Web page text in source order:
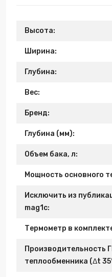
Высота:
Ширина:
Глубина:
Вес:
Бренд:
Глубина (мм):
Объем бака, л:
Мощность основного
Исключить из
mag1c:
Термометр в
Производительность
теплообменника (Δt